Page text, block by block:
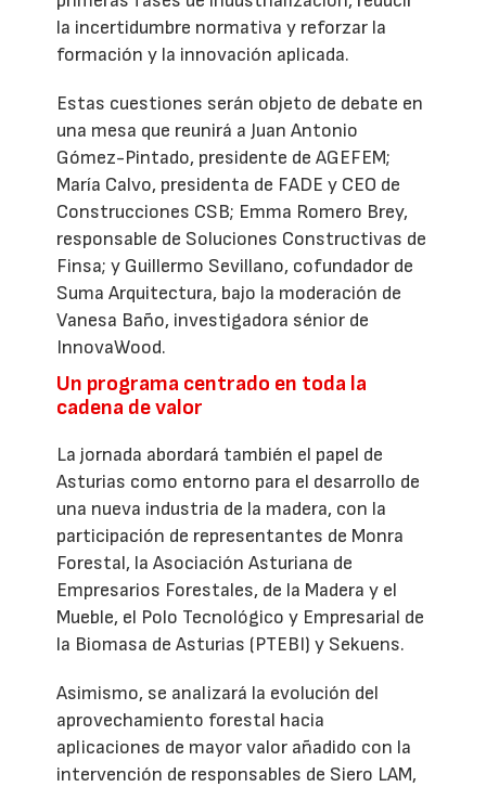
la incertidumbre normativa y reforzar la
formación y la innovación aplicada.
Estas cuestiones serán objeto de debate en
una mesa que reunirá a Juan Antonio
Gómez-Pintado, presidente de AGEFEM;
María Calvo, presidenta de FADE y CEO de
Construcciones CSB; Emma Romero Brey,
responsable de Soluciones Constructivas de
Finsa; y Guillermo Sevillano, cofundador de
Suma Arquitectura, bajo la moderación de
Vanesa Baño, investigadora sénior de
InnovaWood.
Un programa centrado en toda la
cadena de valor
La jornada abordará también el papel de
Asturias como entorno para el desarrollo de
una nueva industria de la madera, con la
participación de representantes de Monra
Forestal, la Asociación Asturiana de
Empresarios Forestales, de la Madera y el
Mueble, el Polo Tecnológico y Empresarial de
la Biomasa de Asturias (PTEBI) y Sekuens.
Asimismo, se analizará la evolución del
aprovechamiento forestal hacia
aplicaciones de mayor valor añadido con la
intervención de responsables de Siero LAM,